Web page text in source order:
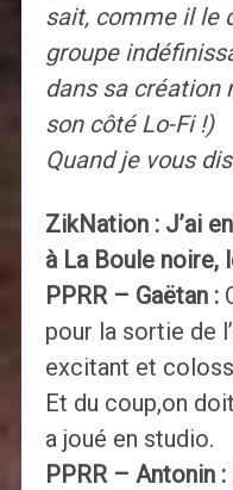
sait, comme il le
groupe
dans sa création
son côté Lo-Fi !)
Quand je vous
ZikNation : J’ai
à La Boule noire,
PPRR – Gaëtan :
pour la sortie de
excitant et
Et du coup,on
a joué en studio.
PPRR – Antonin :